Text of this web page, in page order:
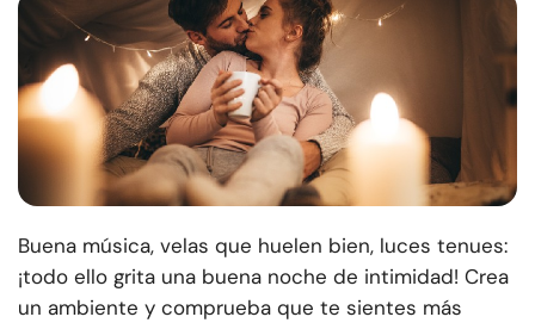
Buena música, velas que huelen bien, luces tenues:
¡todo ello grita una buena noche de intimidad! Crea
un ambiente y comprueba que te sientes más